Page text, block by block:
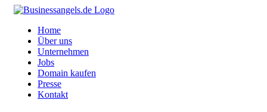
Home
Über uns
Unternehmen
Jobs
Domain kaufen
Presse
Kontakt